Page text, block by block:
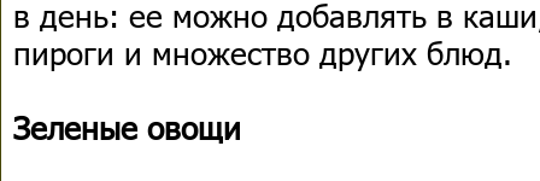
в день: ее можно добавлять в
пироги и множество других блюд.
Зеленые овощи